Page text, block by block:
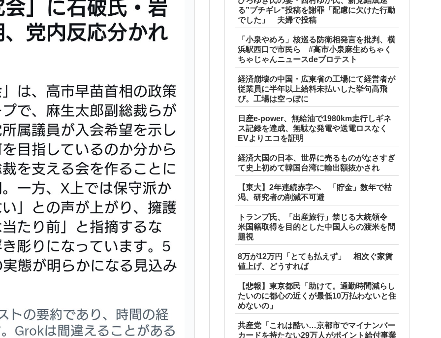
る”ブチギレ”投稿を謝罪「配慮に欠けた行動
でした」 夫婦で投稿
「小泉やめろ」核巡る防衛相発言を批判、横
浜駅西口で市民ら #高市小泉麻生めちゃく
ちゃじゃんニュースdeプロテスト
経済崩壊の中国・広東省の工場にて経営者が
従業員に半年以上給料未払いした挙句高飛
び。工場は空っぽに
日産e-power、無給油で1980km走行しギネ
ス記録を達成、無駄な発電や送電ロスなく
EVよりエコを証明
経済大国の日本、世界に売るものがなさすぎ
て史上初めて韓国台湾に輸出額抜かされ
【東大】2年連続赤字へ 「貯金」数年で枯
渇、研究者の削減不可避
トランプ氏、「出産旅行」禁じる大統領令
米国籍取得を目的とした中国人らの渡米を問
題視
8万が12万円「とても払えず」 相次ぐ家賃
値上げ、どうすれば
【悲報】東京都民「助けて。通勤時間減らし
たいのに都心の近くが最低10万払わないと住
めないの」
共産党「これは酷い…京都市でマイナンバー
カードを持たない29万人がポイント給付事業